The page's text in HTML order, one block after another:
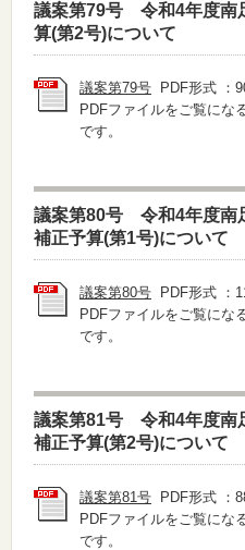
議案第79号 令和4年度南
算(第2号)について
議案第79号 PDF形式 ：
PDFファイルをご覧にな
です。
議案第80号 令和4年度南
補正予算(第1号)について
議案第80号 PDF形式 ：
PDFファイルをご覧にな
です。
議案第81号 令和4年度南
補正予算(第2号)について
議案第81号 PDF形式 ：
PDFファイルをご覧にな
です。